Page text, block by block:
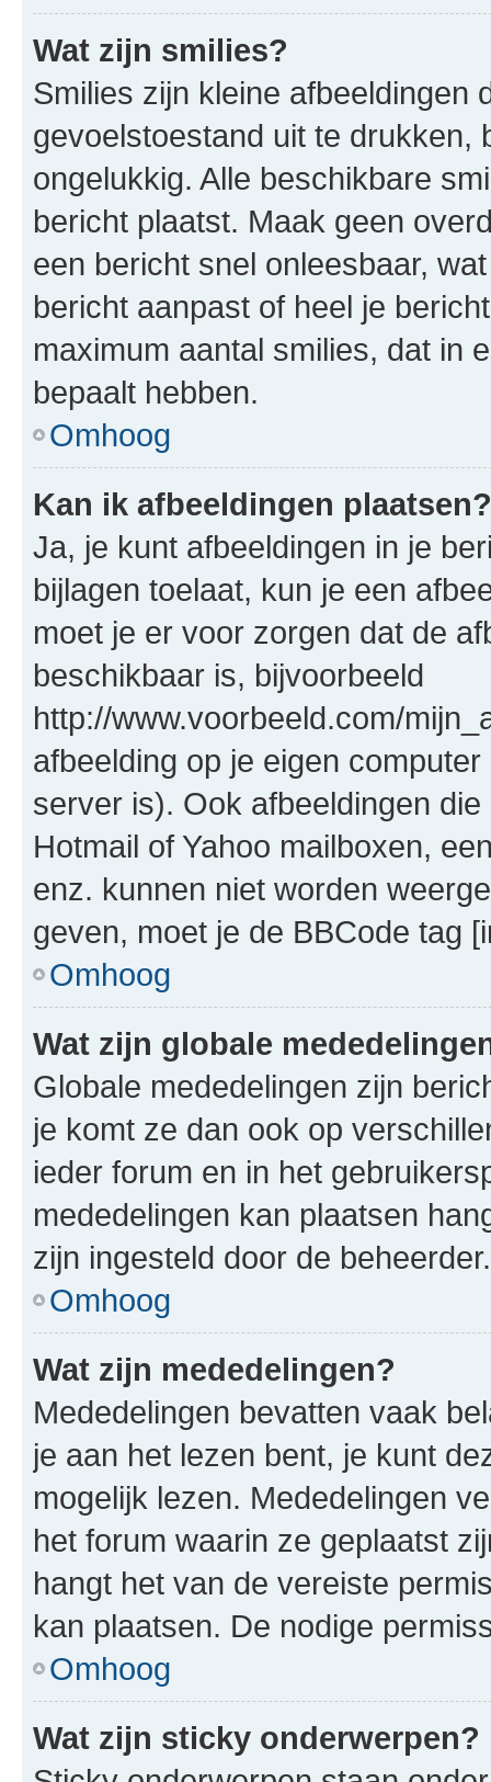
Wat zijn smilies?
Smilies zijn kleine afbeeldingen
gevoelstoestand uit te drukken,
ongelukkig. Alle beschikbare
bericht plaatst. Maak geen
een bericht snel onleesbaar,
bericht aanpast of heel je
maximum aantal smilies, dat in
bepaalt hebben.
Omhoog
Kan ik afbeeldingen plaatsen?
Ja, je kunt afbeeldingen in je
bijlagen toelaat, kun je een
moet je er voor zorgen dat de
beschikbaar is, bijvoorbeeld
http://www.voorbeeld.com/
afbeelding op je eigen
server is). Ook afbeeldingen
Hotmail of Yahoo mailboxen,
enz. kunnen niet worden
geven, moet je de BBCode tag
Omhoog
Wat zijn globale
Globale mededelingen zijn
je komt ze dan ook op
ieder forum en in het
mededelingen kan plaatsen
zijn ingesteld door de beheerder.
Omhoog
Wat zijn mededelingen?
Mededelingen bevatten vaak
je aan het lezen bent, je kunt
mogelijk lezen. Mededelingen
het forum waarin ze geplaatst
hangt het van de vereiste
kan plaatsen. De nodige
Omhoog
Wat zijn sticky onderwerpen?